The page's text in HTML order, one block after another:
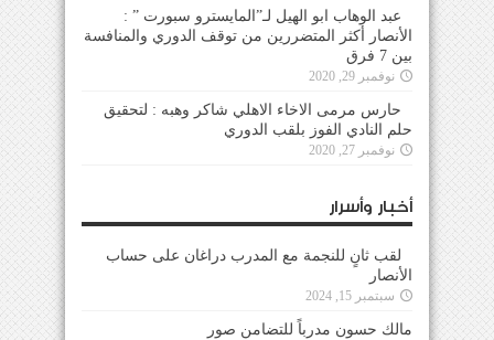
عبد الوهاب ابو الهيل لـ”المايسترو سبورت ” :
الأنصار أكثر المتضررين من توقف الدوري والمنافسة
بين 7 فرق
نوفمبر 29, 2020
حارس مرمى الاخاء الاهلي شاكر وهبه : لتحقيق
حلم النادي الفوز بلقب الدوري
نوفمبر 27, 2020
أخبار وأسرار
لقب ثانٍ للنجمة مع المدرب دراغان على حساب
الأنصار
سبتمبر 15, 2024
مالك حسون مدرباً للتضامن صور